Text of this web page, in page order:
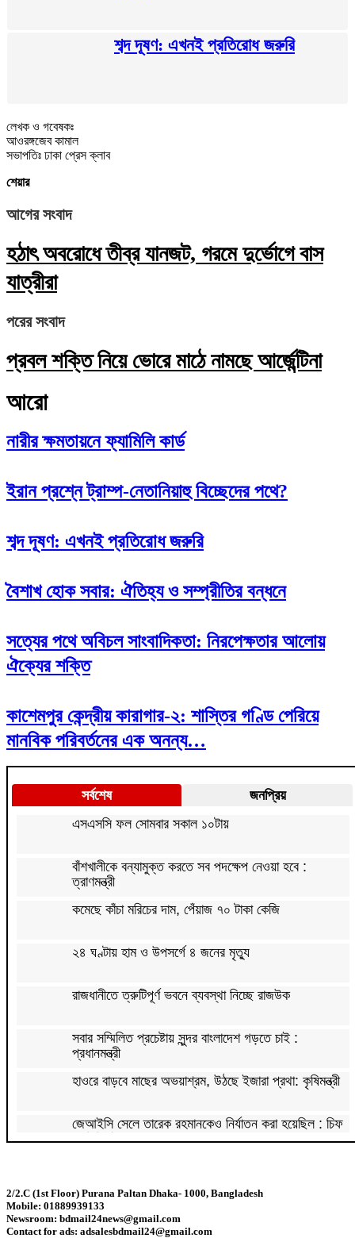
শব্দ দূষণ: এখনই প্রতিরোধ জরুরি
লেখক ও গবেষকঃ
আওরঙ্গজেব কামাল
সভাপতিঃ ঢাকা প্রেস ক্লাব
শেয়ার
আগের সংবাদ
হঠাৎ অবরোধে তীব্র যানজট, গরমে দুর্ভোগে বাস
যাত্রীরা
পরের সংবাদ
প্রবল শক্তি নিয়ে ভোরে মাঠে নামছে আর্জেন্টিনা
আরো
নারীর ক্ষমতায়নে ফ্যামিলি কার্ড
ইরান প্রশ্নে ট্রাম্প-নেতানিয়াহু বিচ্ছেদের পথে?
শব্দ দূষণ: এখনই প্রতিরোধ জরুরি
বৈশাখ হোক সবার: ঐতিহ্য ও সম্প্রীতির বন্ধনে
সত্যের পথে অবিচল সাংবাদিকতা: নিরপেক্ষতার আলোয়
ঐক্যের শক্তি
কাশেমপুর কেন্দ্রীয় কারাগার-২: শাস্তির গণ্ডি পেরিয়ে
মানবিক পরিবর্তনের এক অনন্য…
সর্বশেষ
জনপ্রিয়
এসএসসি ফল সোমবার সকাল ১০টায়
বাঁশখালীকে বন্যামুক্ত করতে সব পদক্ষেপ নেওয়া হবে :
ত্রাণমন্ত্রী
কমেছে কাঁচা মরিচের দাম, পেঁয়াজ ৭০ টাকা কেজি
২৪ ঘণ্টায় হাম ও উপসর্গে ৪ জনের মৃত্যু
রাজধানীতে ত্রুটিপূর্ণ ভবনে ব্যবস্থা নিচ্ছে রাজউক
সবার সম্মিলিত প্রচেষ্টায় সুন্দর বাংলাদেশ গড়তে চাই :
প্রধানমন্ত্রী
হাওরে বাড়বে মাছের অভয়াশ্রম, উঠছে ইজারা প্রথা: কৃষিমন্ত্রী
জেআইসি সেলে তারেক রহমানকেও নির্যাতন করা হয়েছিল : চিফ
প্রসিকিউটর
২০২৭ সালের রমজান ও ঈদের সম্ভাব্য তারিখ জানা গেল
2/2.C (1st Floor) Purana Paltan Dhaka- 1000, Bangladesh
Mobile: 01889939133
Newsroom: bdmail24news@gmail.com
Contact for ads: adsalesbdmail24@gmail.com